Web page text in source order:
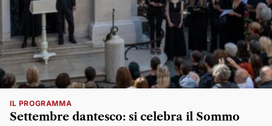
IL PROGRAMMA
Settembre dantesco: si celebra il Sommo